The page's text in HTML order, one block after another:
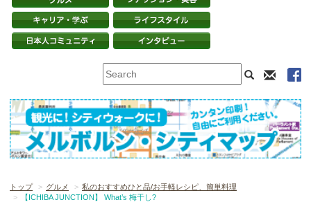
トップ グルメ
私のおすすめひと品/お手軽レシピ、簡単料理
【ICHIBA JUNCTION】 What’s 梅干し?